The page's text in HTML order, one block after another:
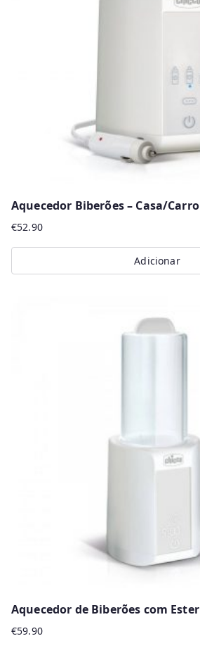
Aquecedor Biberões – Casa/
€52.90
Adicionar
Aquecedor de Biberões com
€59.90